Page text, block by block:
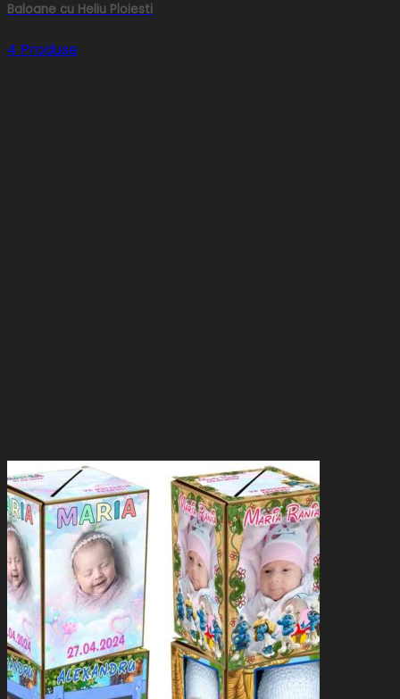
Baloane cu Heliu Ploiesti
4 Produse